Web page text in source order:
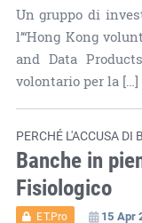
Un gruppo di
l’“Hong Kong
and Data
volontario per la […]
PERCHÉ L'ACCUSA DI
Banche in
Fisiologico
ET.Pro 15 Apr